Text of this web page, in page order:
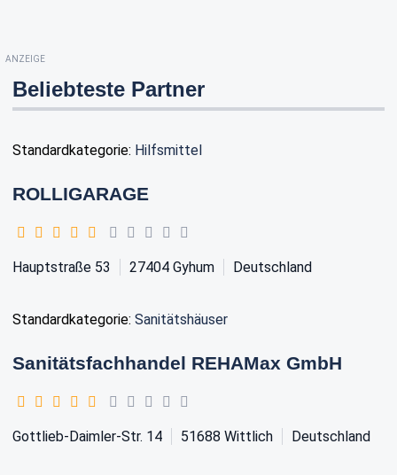
ANZEIGE
Beliebteste Partner
Standardkategorie: Hilfsmittel
ROLLIGARAGE
Hauptstraße 53 27404 Gyhum Deutschland
Standardkategorie: Sanitätshäuser
Sanitätsfachhandel REHAMax GmbH
Gottlieb-Daimler-Str. 14 51688 Wittlich Deutschland